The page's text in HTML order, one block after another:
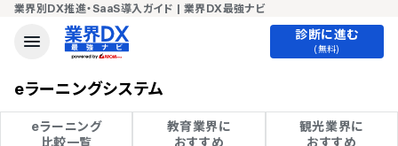
業界別DX推進・SaaS導入ガイド | 業界DX最強ナビ
診断に進む
(無料)
eラーニングシステム
eラーニング
比較一覧
教育業界に
おすすめ
観光業界に
おすすめ